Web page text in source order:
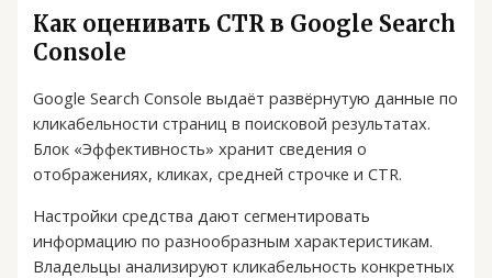
Как оценивать CTR в Google Search
Console
Google Search Console выдаёт развёрнутую данные по
кликабельности страниц в поисковой результатах.
Блок «Эффективность» хранит сведения о
отображениях, кликах, средней строчке и CTR.
Настройки средства дают сегментировать
информацию по разнообразным характеристикам.
Владельцы анализируют кликабельность конкретных